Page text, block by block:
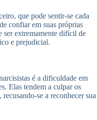
que pode sentir-se cada
confiar em suas próprias
ser extremamente difícil de
e prejudicial.
é a dificuldade em
Elas tendem a culpar os
se a reconhecer sua